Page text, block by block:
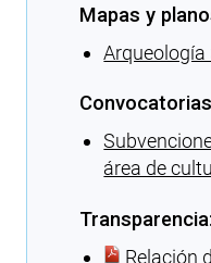
Mapas y
Arqueología
área de
Transparencia:
Relación